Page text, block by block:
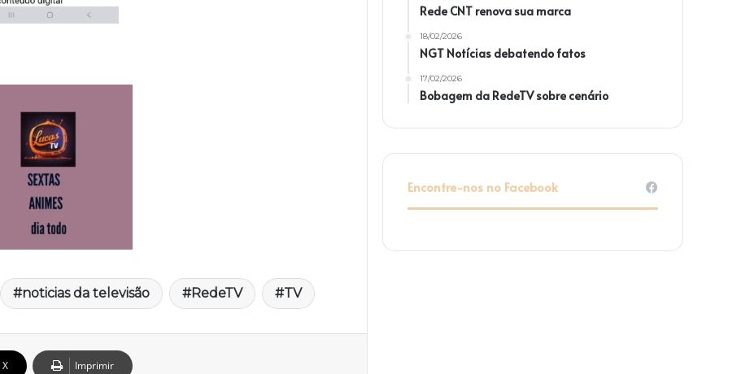
noticias da televisão RedeTV TV
X Imprimir
Rede CNT renova sua marca
18/02/2026
NGT Notícias debatendo fatos
17/02/2026
Bobagem da RedeTV sobre cenário
Encontre-nos no Facebook